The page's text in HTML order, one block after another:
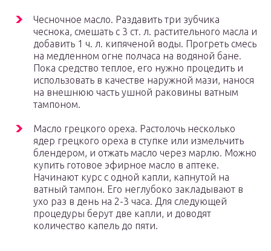
Чесночное масло. Раздавить три зубчика
чеснока, смешать с 3 ст. л. растительного масла и
добавить 1 ч. л. кипяченой воды. Прогреть смесь
на медленном огне полчаса на водяной бане.
Пока средство теплое, его нужно процедить и
использовать в качестве наружной мази, нанося
на внешнюю часть ушной раковины ватным
тампоном.
Масло грецкого ореха. Растолочь несколько
ядер грецкого ореха в ступке или измельчить
блендером, и отжать масло через марлю. Можно
купить готовое эфирное масло в аптеке.
Начинают курс с одной капли, капнутой на
ватный тампон. Его неглубоко закладывают в
ухо раз в день на 2-3 часа. Для следующей
процедуры берут две капли, и доводят
количество капель до пяти.